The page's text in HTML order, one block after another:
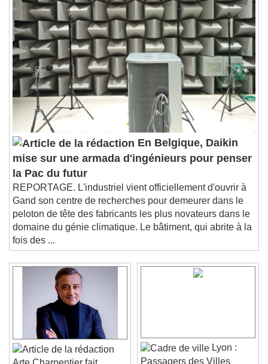
En Belgique, Daikin
mise sur une armada d'ingénieurs pour penser
la Pac du futur
REPORTAGE. L'industriel vient officiellement d'ouvrir à
Gand son centre de recherches pour demeurer dans le
peloton de tête des fabricants les plus novateurs dans le
domaine du génie climatique. Le bâtiment, qui abrite à la
fois des ...
Lyon :